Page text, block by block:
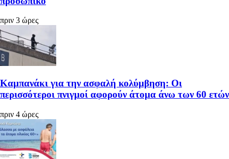
πριν 3 ώρες
Καμπανάκι για την ασφαλή κολύμβηση: Οι
περισσότεροι πνιγμοί αφορούν άτομα άνω των 60 ετών
πριν 4 ώρες